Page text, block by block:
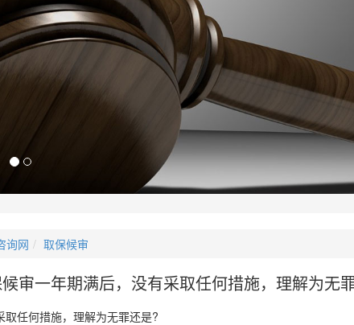
询网 取保候审
审一年期满后，没有采取任何措施，理解为无
任何措施，理解为无罪还是?